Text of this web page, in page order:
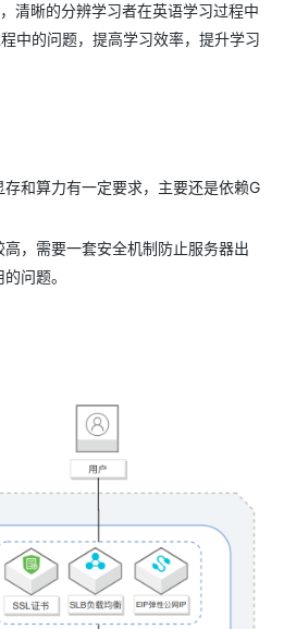
清晰的分辨学习者在英语学习过程中
中的问题，提高学习效率，提升学习
和算力有一定要求，主要还是依赖G
，需要一套安全机制防止服务器出
问题。